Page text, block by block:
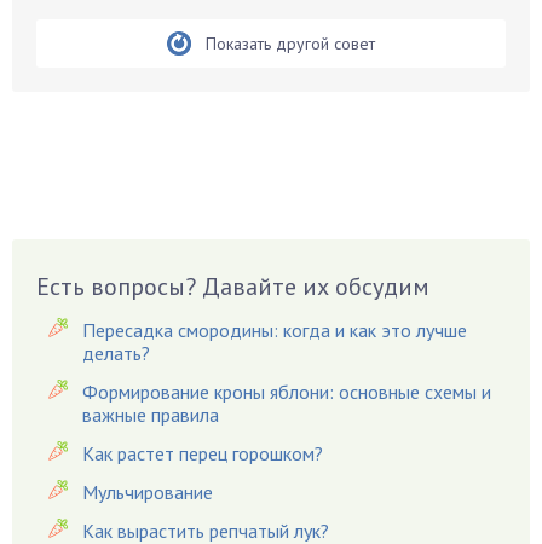
Вешенки
Виноград
Вредители
Гардения
Гацания
Гвоздики
Георгины
Показать другой совет
Есть вопросы? Давайте их обсудим
Пересадка смородины: когда и как это лучше
делать?
Формирование кроны яблони: основные схемы и
важные правила
Как растет перец горошком?
Мульчирование
Как вырастить репчатый лук?